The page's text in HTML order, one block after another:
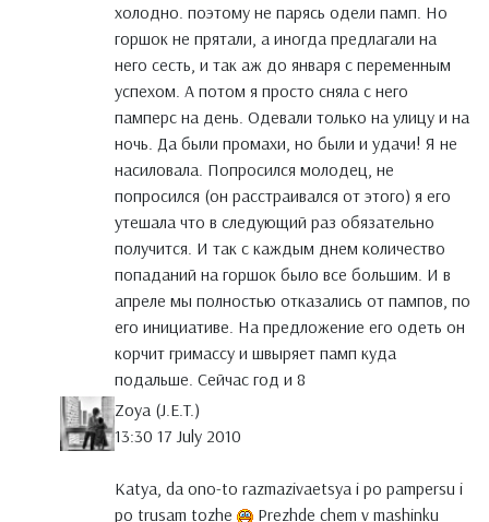
холодно. поэтому не парясь одели памп. Но
горшок не прятали, а иногда предлагали на
него сесть, и так аж до января с переменным
успехом. А потом я просто сняла с него
памперс на день. Одевали только на улицу и на
ночь. Да были промахи, но были и удачи! Я не
насиловала. Попросился молодец, не
попросился (он расстраивался от этого) я его
утешала что в следующий раз обязательно
получится. И так с каждым днем количество
попаданий на горшок было все большим. И в
апреле мы полностью отказались от пампов, по
его инициативе. На предложение его одеть он
корчит гримассу и швыряет памп куда
подальше. Сейчас год и 8
Zoya (J.E.T.)
13:30 17 July 2010
Katya, da ono-to razmazivaetsya i po pampersu i
po trusam tozhe
Prezhde chem v mashinku